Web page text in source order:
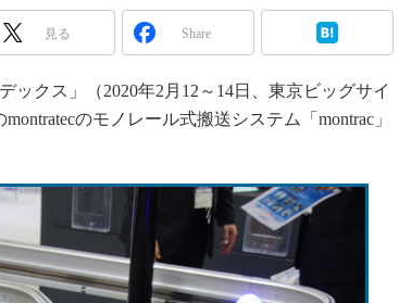
AUTOMOTIVE WORLD
産業オープンネット展
3Dプリンタ
S＆OP
インダストリー4.0
製造業ビッグデータ
メイドインジャパン
植物工場
見る Share
クス」（2020年2月12～14日、東京ビッグサイ
のモノレール式搬送システム「montrac」